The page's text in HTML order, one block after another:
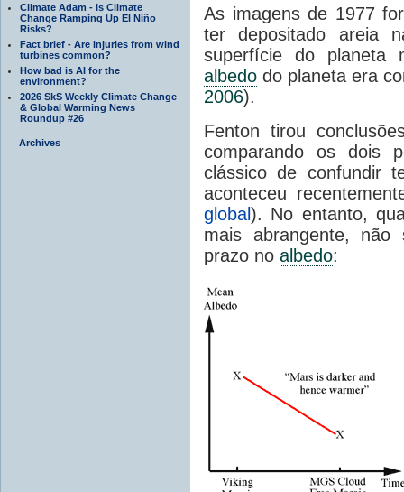
Climate Adam - Is Climate
Change Ramping Up El Niño
Risks?
Fact brief - Are injuries from wind
turbines common?
How bad is AI for the
environment?
2026 SkS Weekly Climate Change
& Global Warming News
Roundup #26
Archives
As imagens de 1977
ter depositado areia
superfície do planeta
albedo do planeta era
2006).
Fenton tirou
comparando os dois
clássico de confundir
aconteceu
global). No entanto,
mais abrangente,
não
prazo no albedo: